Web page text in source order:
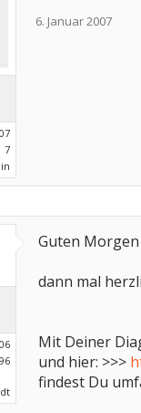
7
6. Januar 2007
Guten Morgen
dann mal
Mit Deiner
und hier: >>>
findest Du